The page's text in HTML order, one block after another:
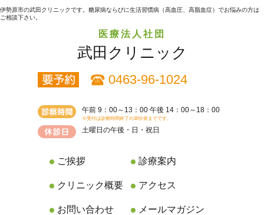
伊勢原市の武田クリニックです。糖尿病ならびに生活習慣病（高血圧、高脂血症）でお悩みの方は
ご相談下さい。
医療法人社団
武田クリニック
0463-96-1024
午前 9：00～13：00 午後 14：00～18：00
※受付は診療時間終了の30分前までです。
土曜日の午後・日・祝日
ご挨拶 診療案内
クリニック概要 アクセス
お問い合わせ メールマガジン